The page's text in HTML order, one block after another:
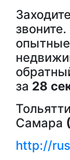
за 28
Тольятти
Самара
http://